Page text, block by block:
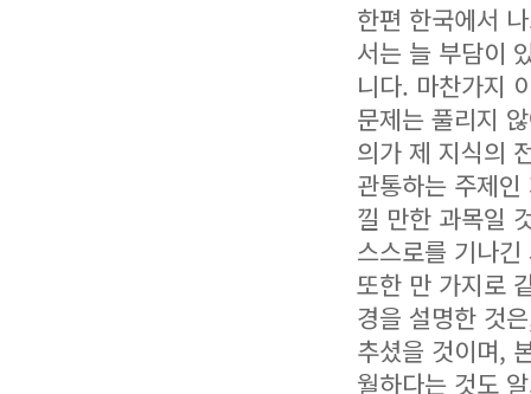
한편 한국에서
서는 늘 부담이
니다. 마찬가지
문제는 풀리지
의가 제 지식의
관통하는 주제
낄 만한 과목일
스스로를 기나
또한 만 가지로
경을 설명한 것
추셨을 것이며,
월하다는 것도